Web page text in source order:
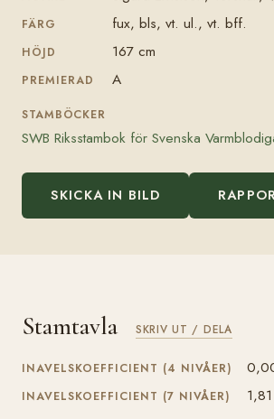
FÄRG fux, bls, vt. ul., vt. bff.
HÖJD 167 cm
PREMIERAD A
STAMBÖCKER
SWB Riksstambok för Svenska
SKICKA IN BILD
Stamtavla SKRIV UT / DELA
INAVELSKOEFFICIENT (4 NIVÅER)
INAVELSKOEFFICIENT (7 NIVÅER)